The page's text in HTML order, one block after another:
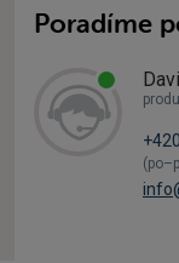
Poradíme